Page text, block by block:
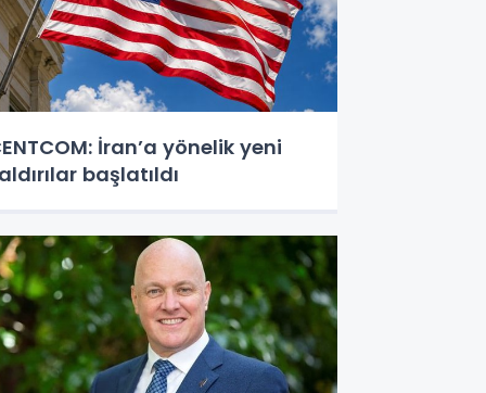
İran’a yönelik yeni
başlatıldı